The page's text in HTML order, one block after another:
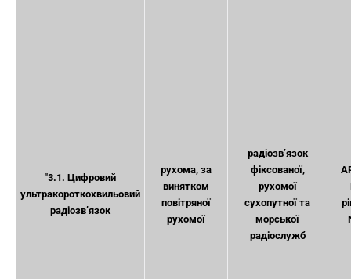
"3.1. Цифровий
ультракороткохвильовий
радіозв’язок
рухома, за
винятком
повітряної
рухомої
радіозв’язок
фіксованої,
рухомої
сухопутної та
морської
радіослужб